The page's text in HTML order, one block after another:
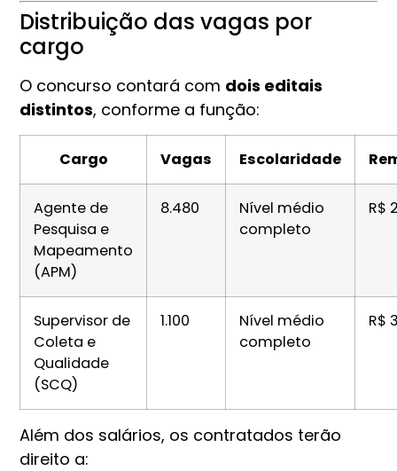
Distribuição das vagas por
cargo
O concurso contará com dois editais
distintos, conforme a função:
Cargo Vagas Escolaridade
Agente de
Pesquisa e
Mapeamento
(APM)
8.480
Nível médio
completo
R$
Supervisor de
Coleta e
Qualidade
(SCQ)
1.100
Nível médio
completo
R$
Além dos salários, os contratados terão
direito a: